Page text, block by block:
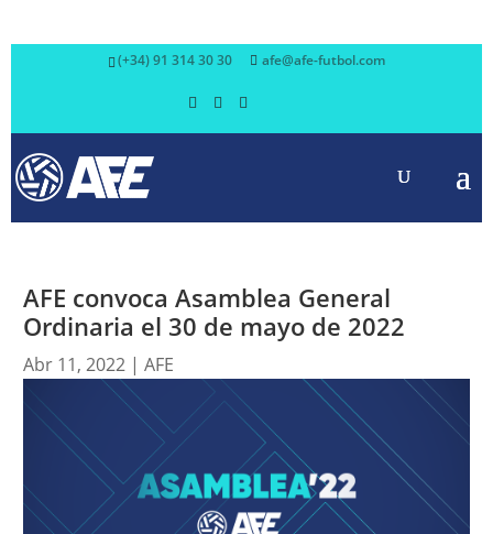
(+34) 91 314 30 30 afe@afe-futbol.com
AFE convoca Asamblea General
Ordinaria el 30 de mayo de 2022
Abr 11, 2022| AFE